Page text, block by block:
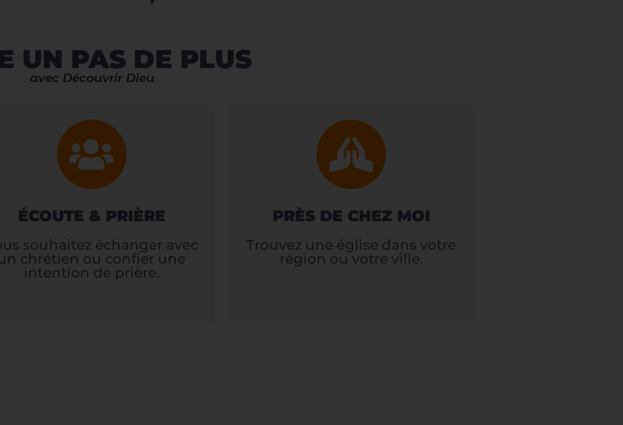
UN PAS DE PLUS
avec Découvrir Dieu
ÉCOUTE & PRIÈRE
souhaitez échanger avec
chrétien ou confier une
intention de prière.
PRÈS DE CHEZ MOI
Trouvez une église dans votre
région ou votre ville.